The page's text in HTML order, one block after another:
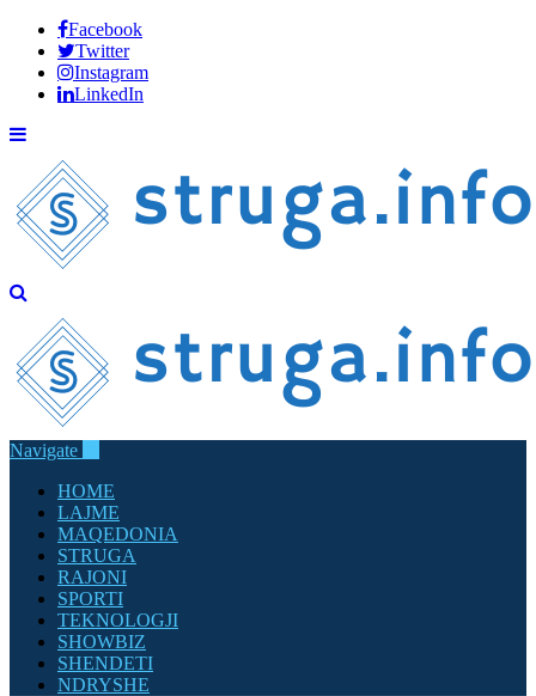
Facebook
Twitter
Instagram
LinkedIn
Navigate
HOME
LAJME
MAQEDONIA
STRUGA
RAJONI
SPORTI
TEKNOLOGJI
SHOWBIZ
SHENDETI
NDRYSHE